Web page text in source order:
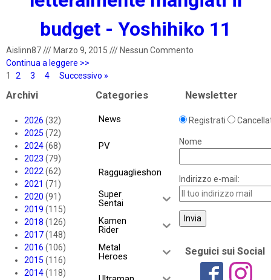
budget - Yoshihiko 11
Aislinn87/// Marzo 9, 2015 /// Nessun Commento
Continua a leggere >>
1
2 3 4 Successivo »
Archivi
2026 (32)
2025 (72)
2024(68)
2023 (79)
2022 (62)
2021 (71)
2020 (91)
2019 (115)
2018 (126)
2017(148)
2016 (106)
2015 (116)
2014(118)
Categories
News
PV
Ragguaglieshon
Super
Sentai
Kamen
Rider
Metal
Heroes
Newsletter
Registrati
Nome
Indirizzo e-mail:
Seguici sui Social